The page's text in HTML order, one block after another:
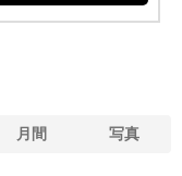
月間 写真